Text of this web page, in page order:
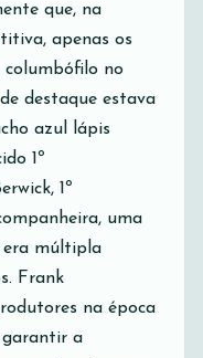
que, na
apenas os
columbófilo no
destaque estava
azul lápis
1º
1º
uma
era múltipla
Frank
na época
garantir a